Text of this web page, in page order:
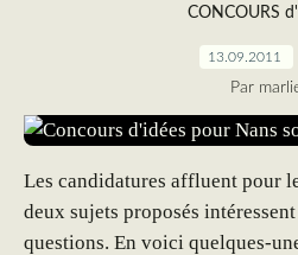
CONCOURS
13.09.2011
Par
Les candidatures affluent pour
deux sujets proposés
questions. En voici quelques-